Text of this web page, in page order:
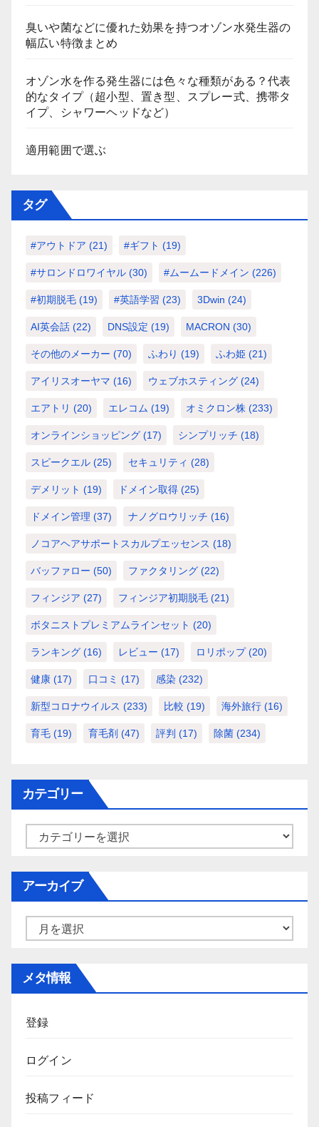
臭いや菌などに優れた効果を持つオゾン水発生器の
幅広い特徴まとめ
オゾン水を作る発生器には色々な種類がある？代表
的なタイプ（超小型、置き型、スプレー式、携帯タ
イプ、シャワーヘッドなど）
適用範囲で選ぶ
タグ
#アウトドア (21) #ギフト (19)
#サロンドロワイヤル (30) #ムームードメイン (226)
#初期脱毛 (19) #英語学習 (23) 3Dwin (24)
AI英会話 (22) DNS設定 (19) MACRON (30)
その他のメーカー (70) ふわり (19) ふわ姫 (21)
アイリスオーヤマ (16) ウェブホスティング (24)
エアトリ (20) エレコム (19) オミクロン株 (233)
オンラインショッピング (17) シンプリッチ (18)
スピークエル (25) セキュリティ (28)
デメリット (19) ドメイン取得 (25)
ドメイン管理 (37) ナノグロウリッチ (16)
ノコアヘアサポートスカルプエッセンス (18)
バッファロー (50) ファクタリング (22)
フィンジア (27) フィンジア初期脱毛 (21)
ボタニストプレミアムラインセット (20)
ランキング (16) レビュー (17) ロリポップ(20)
健康 (17) 口コミ (17) 感染 (232)
新型コロナウイルス (233) 比較 (19) 海外旅行 (16)
育毛 (19) 育毛剤 (47) 評判 (17) 除菌 (234)
カテゴリー
ー
アーカイブ
メタ情報
登録
ログイン
投稿フィード